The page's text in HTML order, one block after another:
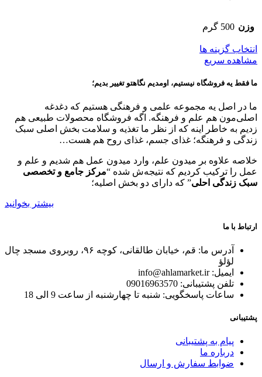
وزن 500 گرم
انتخاب گزینه ها
انواع
می
باشد.
گزینه
ها
است
در
صفحه
مشاهده سریع
ما فقط یه فروشگاه نیستیم، اومدیم نگاهتو تغییر بدیم؛
ما در اصل یه مجموعه علمی و فرهنگی هستیم که دغدغه
اصلی‌مون هم علم و فرهنگه. اگه فروشگاه محصولات طبیعی هم
زدیم به خاطر اینه که از نظر ما تغذیه و سلامت بخش اصلی سبک
زندگی و فرهنگه؛ غذای جسم، غذای روح هم هست…
خلاصه علاوه بر میدون علم، وارد میدون عمل هم شدیم و علم و
عمل را ترکیب کردیم که نتیجه‌ش شده “مرکز جامع و تخصصی
سبک زندگی احلی” که دارای دو بخش اصلیه؛
بیشتر بخوانید
ارتباط با ما
آدرس ما: قم، خیابان طالقانی، کوچه ۹۶، روبروی مسجد چال
لؤلؤ
ایمیل: info@ahlamarket.ir
تلفن پشتیبانی: 09016963570
ساعات پاسخگویی: شنبه تا چهارشنبه از ساعت 9 الی 18
پشتیبانی
پیام به پشتیبانی
درباره ما
ضوابط سفارش و ارسال